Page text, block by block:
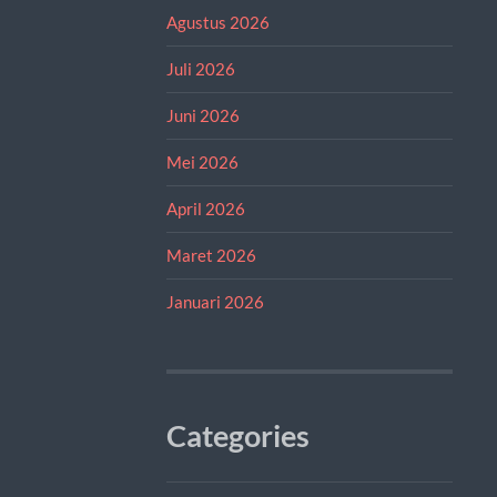
Agustus 2026
Juli 2026
Juni 2026
Mei 2026
April 2026
Maret 2026
Januari 2026
Categories